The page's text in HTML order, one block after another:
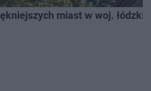
miast w woj.